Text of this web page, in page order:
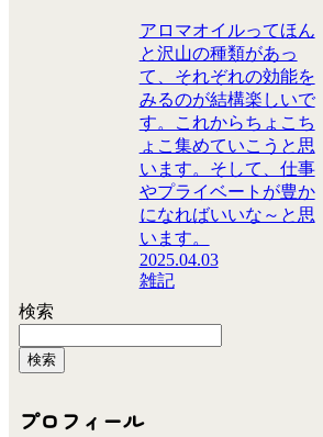
アロマオイルってほん
と沢山の種類があっ
て、それぞれの効能を
みるのが結構楽しいで
す。これからちょこち
ょこ集めていこうと思
います。そして、仕事
やプライベートが豊か
になればいいな～と思
います。
2025.04.03
雑記
検索
検索
プロフィール